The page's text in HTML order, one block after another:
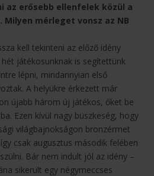
az erősebb ellenfelek közül a
Milyen mérleget vonsz az NB
kell tekinteni az előző idény
játékosunknak is segítettünk
lépni, mindannyian első
A helyükre érkezett már
újabb három új játékos, őket be
Ezen kívül nagy büszkeség, hogy
világbajnokságon bronzérmet
csak augusztus második felében
Bár nem indult jól az idény –
sikerült egy négymeccses